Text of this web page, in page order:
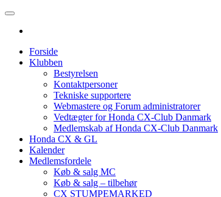
Forside
Klubben
Bestyrelsen
Kontaktpersoner
Tekniske supportere
Webmastere og Forum administratorer
Vedtægter for Honda CX-Club Danmark
Medlemskab af Honda CX-Club Danmark
Honda CX & GL
Kalender
Medlemsfordele
Køb & salg MC
Køb & salg – tilbehør
CX STUMPEMARKED